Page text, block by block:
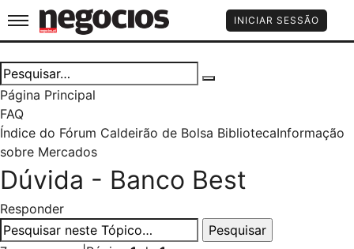
Jornal de Negócios INICIAR SESSÃO
Página Principal
FAQ
Índice do Fórum Caldeirão de Bolsa BibliotecaInformação
sobre Mercados
Dúvida - Banco Best
Responder